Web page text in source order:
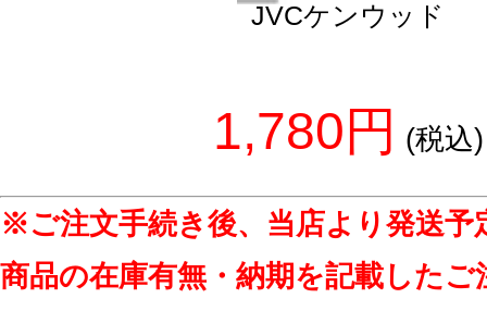
JVCケンウッド
1,780円 (税込)
※ご注文手続き後、当店より発送予
商品の在庫有無・納期を記載したご